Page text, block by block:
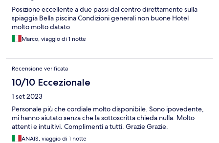
Posizione eccellente a due passi dal centro direttamente sulla
spiaggia Bella piscina Condizioni generali non buone Hotel
molto molto datato
Marco, viaggio di 1 notte
Recensione verificata
10/10 Eccezionale
1 set 2023
Personale più che cordiale molto disponibile. Sono ipovedente,
mi hanno aiutato senza che la sottoscritta chieda nulla. Molto
attenti e intuitivi. Complimenti a tutti. Grazie Grazie.
ANAIS, viaggio di 1 notte